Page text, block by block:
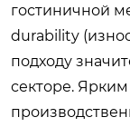
гостиничной
durability
подходу
секторе.